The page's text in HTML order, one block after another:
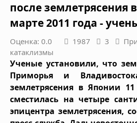
после землетрясения
марте 2011 года -
Оценка: 0.0 1987 3
катаклизмы
Ученые установили, что
Приморья и
землетрясения в Японии
сместилась на четыре
эпицентра землетрясения,